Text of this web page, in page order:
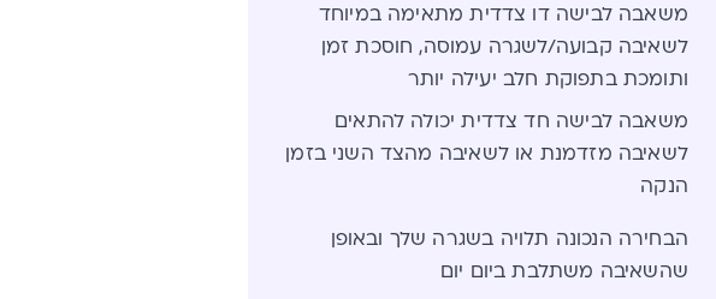
משאבה לבישה דו צדדית מתאימה במיוחד
לשאיבה קבועה/לשגרה עמוסה, חוסכת זמן
ותומכת בתפוקת חלב יעילה יותר
משאבה לבישה חד צדדית יכולה להתאים
לשאיבה מזדמנת או לשאיבה מהצד השני בזמן
הנקה
הבחירה הנכונה תלויה בשגרה שלך ובאופן
שהשאיבה משתלבת ביום יום